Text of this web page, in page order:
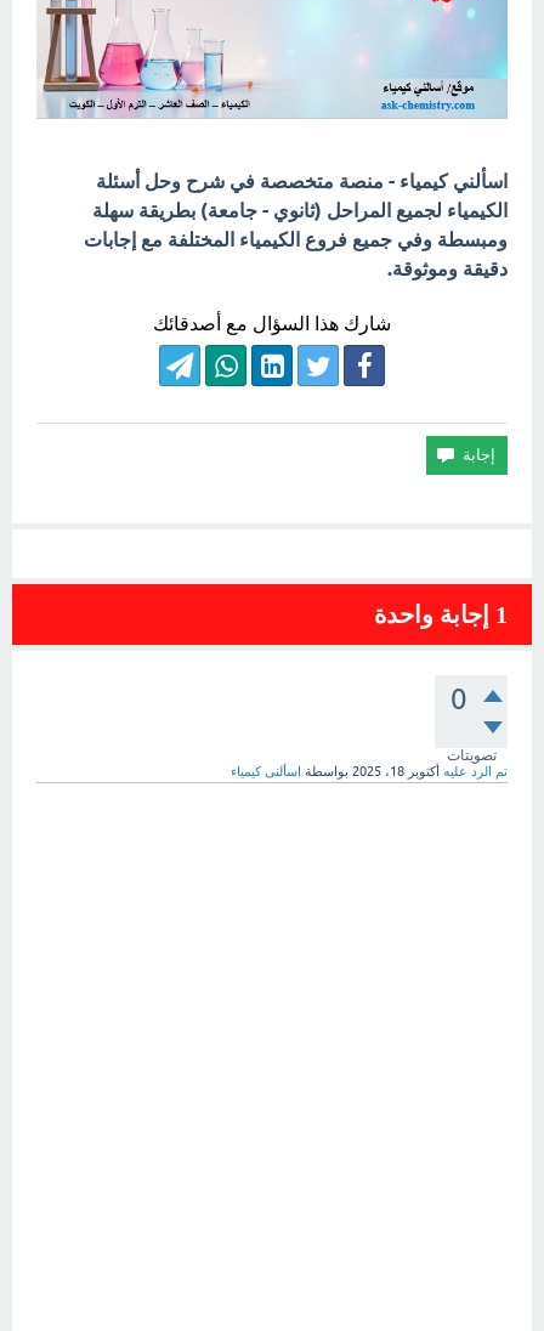
اسألني كيمياء - منصة متخصصة في شرح وحل أسئلة
الكيمياء لجميع المراحل (ثانوي - جامعة) بطريقة سهلة
ومبسطة وفي جميع فروع الكيمياء المختلفة مع إجابات
دقيقة وموثوقة.
شارك هذا السؤال مع أصدقائك
1 إجابة واحدة
0
تصويتات
تم الرد عليه أكتوبر 18، 2025 بواسطة اسألنى كيمياء